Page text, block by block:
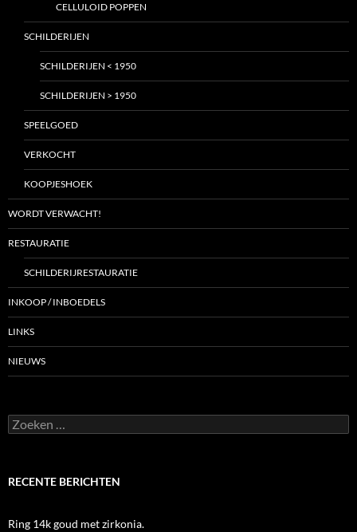
CELLULOID POPPEN
SCHILDERIJEN
SCHILDERIJEN < 1950
SCHILDERIJEN > 1950
SPEELGOED
VERKOCHT
KOOPJESHOEK
WORDT VERWACHT!
RESTAURATIE
SCHILDERIJRESTAURATIE
INKOOP / INBOEDELS
LINKS
NIEUWS
Zoeken
naar:
RECENTE BERICHTEN
Ring 14k goud met zirkonia.